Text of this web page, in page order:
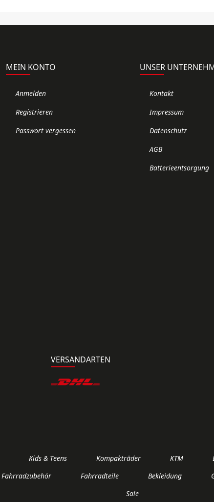
MEIN KONTO
Anmelden
Registrieren
Passwort vergessen
UNSER
Kontakt
Impressum
Datenschutz
AGB
Batterieentsorgung
VERSANDARTEN
Kids & Teens Kompakträder KTM
Fahrradzubehör Fahrradteile Bekleidung
Sale